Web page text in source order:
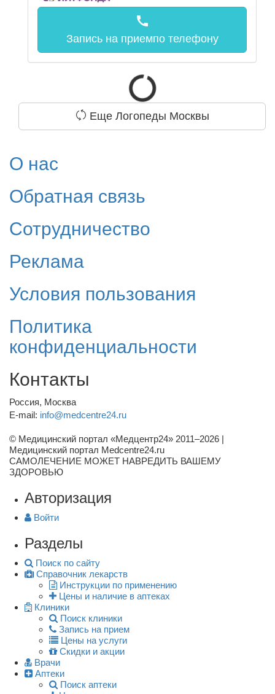
call
Запись на приемпо телефону
Еще Логопеды Москвы
О нас
Обратная связь
Сотрудничество
Реклама
Условия пользования
Политика
конфиденциальности
Контакты
Россия, Москва
E-mail: info@medcentre24.ru
© Медицинский портал «Медцентр24» 2011–2026 |
Медицинский портал Medcentre24.ru
САМОЛЕЧЕНИЕ МОЖЕТ НАВРЕДИТЬ ВАШЕМУ
ЗДОРОВЬЮ
Авторизация
Войти
Разделы
Поиск по сайту
Справочник лекарств
Инструкции по применению
Цены и наличие в аптеках
Клиники
Поиск клиники
Запись на прием
Цены на услуги
Скидки и акции
Врачи
Аптеки
Поиск аптеки